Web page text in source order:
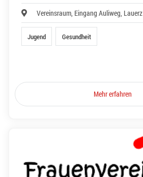
Vereinsraum, Eingang Auliweg, Lauerz
Jugend Gesundheit
Mehr erfahren